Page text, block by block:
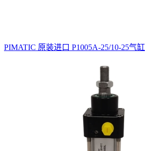
PIMATIC 原装进口 P1005A-25/10-25气缸